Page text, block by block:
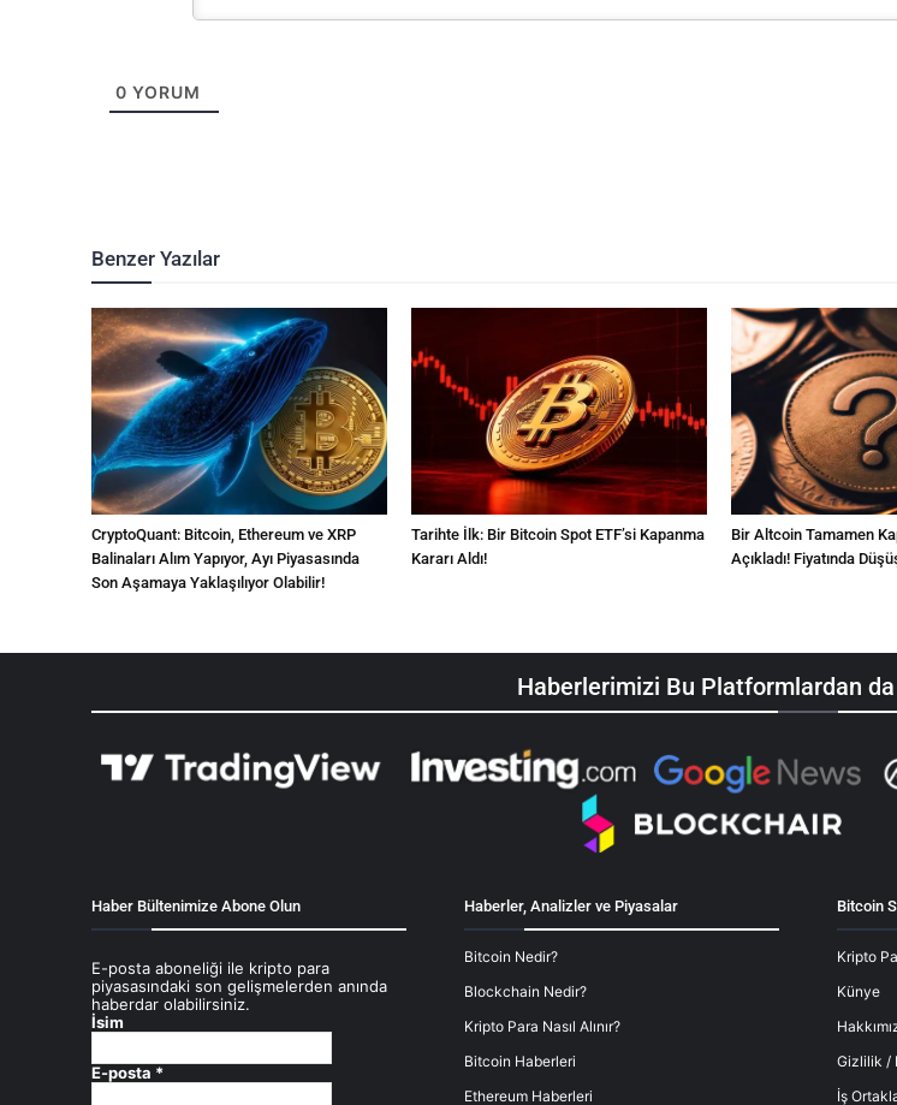
0 YORUM
Benzer Yazılar
CryptoQuant: Bitcoin, Ethereum ve XRP
Balinaları Alım Yapıyor, Ayı Piyasasında
Son Aşamaya Yaklaşılıyor Olabilir!
Tarihte İlk: Bir Bitcoin Spot ETF’si Kapanma
Kararı Aldı!
Bir Altcoin Tamamen
Açıkladı! Fiyatında
Haberlerimizi Bu Platformlardan
Haber Bültenimize Abone Olun
E-posta aboneliği ile kripto para
piyasasındaki son gelişmelerden anında
haberdar olabilirsiniz.
İsim
E-posta *
Haberler, Analizler ve Piyasalar
Bitcoin Nedir?
Blockchain Nedir?
Kripto Para Nasıl Alınır?
Bitcoin Haberleri
Ethereum Haberleri
Bitcoin
Kripto
Künye
Gizlilik /
İş